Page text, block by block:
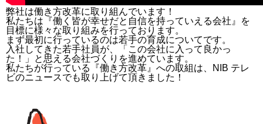
弊社は働き方改革に取り組んでいます！
私たちは『働く皆が幸せだと自信を持っていえる会社』を
目標に様々な取り組みを行っております。
まず最初に行っているのは若手の育成についてです。
入社してきた若手社員が、「この会社に入って良かっ
た！」と思える会社づくりを進めています。
私たちが行っている『働き方改革』への取組は、NIB テレ
ビのニュースでも取り上げて頂きました！